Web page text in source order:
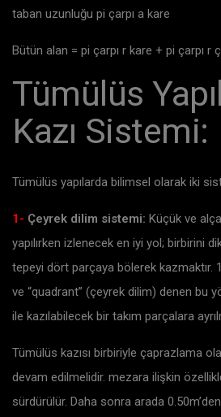
taban uzunluğu pi çarpı a kare
Bütün alan = pi çarpı r kare + pi çarpı r
Tümülüs
Kazı Sistemi:
Tümülüs yapılarda bilimsel olarak iki
1- Çeyrek dilim sistemi: Küçük ve
yapılırken izlenecek en iyi yol; birbirini
tepeyi dört parçaya bölerek kazmaktır.
ve “quadrant” (çeyrek dilim) denen bu
ile kazılabilecek bir takım parçalara
Tümülüs kazısı birbiriyle çaprazlama
devam edilmelidir. mezara ilişkin
sürdürülür. Daha sonra arada